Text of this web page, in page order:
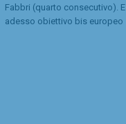
Fabbri (quarto consecutivo). E
adesso obiettivo bis europeo